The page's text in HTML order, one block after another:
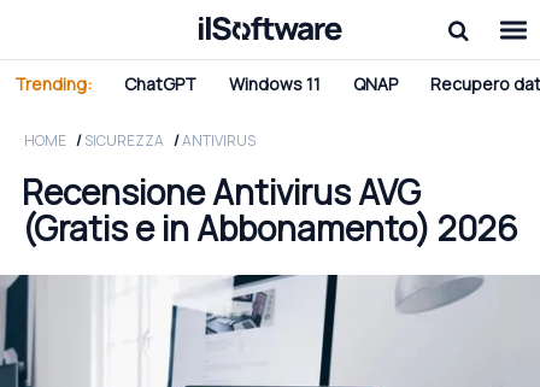
Trending: ChatGPT Windows 11 QNAP Recupero
HOME SICUREZZA ANTIVIRUS
Recensione Antivirus AVG
(Gratis e in Abbonamento) 2026